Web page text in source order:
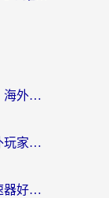
印度怎么玩一拳超人：最强之男？海外党国服游戏加速避坑指南
国外怎么玩明日方舟不延迟？海外玩家国服游戏加速终极指南（附DNF梦幻诛仙解决方案）
海外党别愁！打炉石传说什么加速器好用？3个实用技巧解决国服游戏卡顿